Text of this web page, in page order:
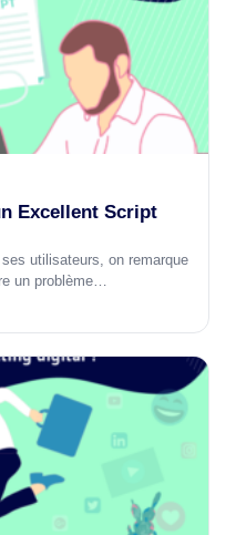
Excellent Script
utilisateurs, on remarque
un problème…